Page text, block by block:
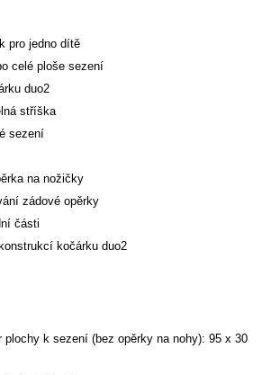
pro jedno dítě
celé ploše sezení
duo2
stříška
sezení
na nožičky
zádové opěrky
části
kočárku duo2
plochy k sezení (bez opěrky na nohy): 95 x 30